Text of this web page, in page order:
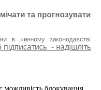
та прогнозувати
в чинному законодавстві
- надішліть
можливість блокування